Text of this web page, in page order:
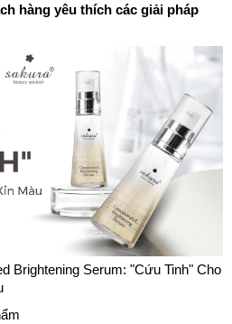
hàng yêu thích các giải pháp
Brightening Serum: "Cứu Tinh" Cho